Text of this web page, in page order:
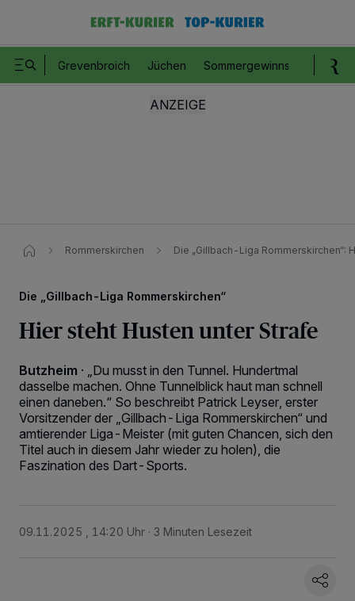
Grevenbroich Jüchen Sommergewinnspiel
Rommerskirchen Die „Gillbach-Liga Rommerskirchen“:
Die „Gillbach-Liga Rommerskirchen“
Hier steht Husten unter Strafe
Butzheim · „Du musst in den Tunnel. Hundertmal
dasselbe machen. Ohne Tunnelblick haut man schnell
einen daneben.“ So beschreibt Patrick Leyser, erster
Vorsitzender der „Gillbach-Liga Rommerskirchen“ und
amtierender Liga-Meister (mit guten Chancen, sich den
Titel auch in diesem Jahr wieder zu holen), die
Faszination des Dart-Sports.
09.11.2025 , 14:20 Uhr 3 Minuten Lesezeit